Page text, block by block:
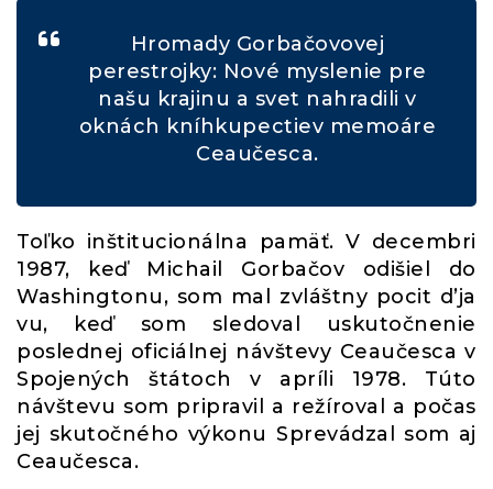
Hromady Gorbačovovej
perestrojky: Nové myslenie pre
našu krajinu a svet nahradili v
oknách kníhkupectiev memoáre
Ceaučesca.
Toľko inštitucionálna pamäť. V decembri
1987, keď Michail Gorbačov odišiel do
Washingtonu, som mal zvláštny pocit d’ja
vu, keď som sledoval uskutočnenie
poslednej oficiálnej návštevy Ceaučesca v
Spojených štátoch v apríli 1978. Túto
návštevu som pripravil a režíroval a počas
jej skutočného výkonu Sprevádzal som aj
Ceaučesca.